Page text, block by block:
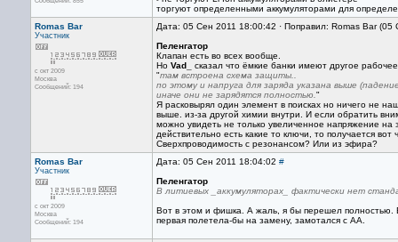
торгуют определенными аккумуляторами для
Romas Bar
Участник
с окт 2009
Москва
Сообщений: 194
Дата: 05 Сен 2011 18:00:42 · Поправил: Romas Bar
Пеленгатор
Клапан есть во всех вообще.
Но Vad_
сказал что ёмкие банки имеют другое
"там встроена схема защиты..
по этому и напруга для заряда указана выше
иначе они не зарядятся полностью. "
Я расковырял один элемент в поисках но ничего не
выше. из-за другой химии внутри. И если обратить
можно увидеть не только увеличенное напряжение на
действительно есть какие то ключи, то получается
Сверхпроводимость с резонансом? Или из эфира?
Romas Bar
Участник
с окт 2009
Москва
Сообщений: 194
Дата: 05 Сен 2011 18:04:02 #
Пеленгатор
В литиевых _аккумуляторах_ фактически нет
Вот в этом и фишка. А жаль, я бы перешел полностью.
первая полетела-бы на замену, замотался с АА.